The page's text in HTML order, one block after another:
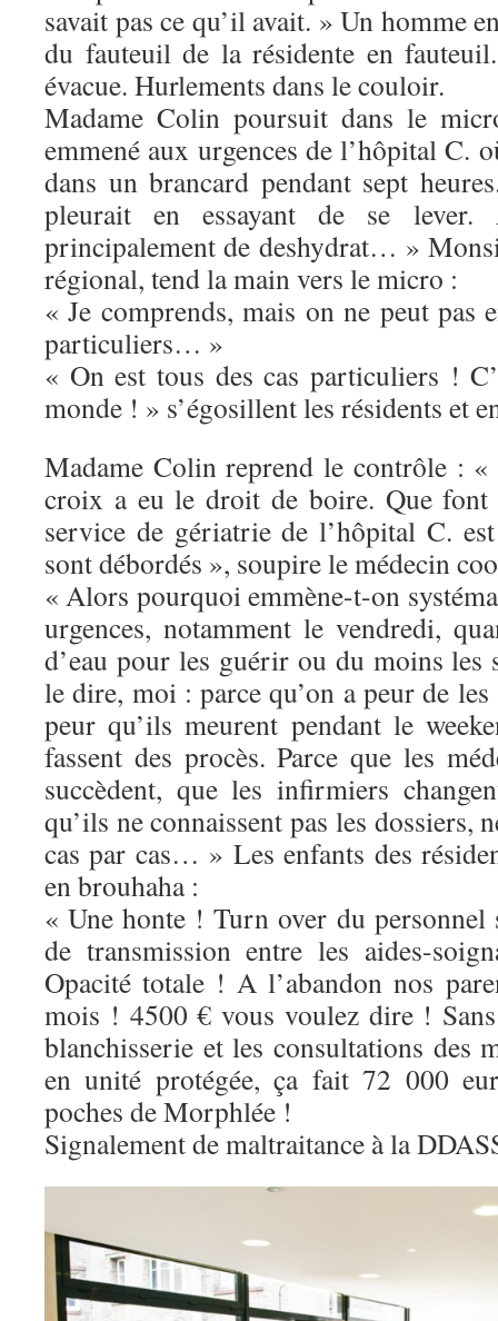
savait pas ce qu’il avait. » Un homme
du fauteuil de la résidente en
évacue. Hurlements dans le couloir.
Madame Colin poursuit dans le
emmené aux urgences de l’hôpital C.
dans un brancard pendant sept
pleurait en essayant de se
principalement de deshydrat… »
régional, tend la main vers le micro :
« Je comprends, mais on ne peut pas
particuliers… »
« On est tous des cas particuliers !
monde ! » s’égosillent les résidents et
Madame Colin reprend le contrôle :
croix a eu le droit de boire. Que font
service de gériatrie de l’hôpital C.
sont débordés », soupire le médecin
« Alors pourquoi emmène-t-on
urgences, notamment le vendredi,
d’eau pour les guérir ou du moins les
le dire, moi : parce qu’on a peur de
peur qu’ils meurent pendant le
fassent des procès. Parce que les
succèdent, que les infirmiers
qu’ils ne connaissent pas les dossiers,
cas par cas… » Les enfants des
en brouhaha :
« Une honte ! Turn over du personnel
de transmission entre les aides-
Opacité totale ! A l’abandon nos
mois ! 4500 € vous voulez dire !
blanchisserie et les consultations des
en unité protégée, ça fait 72 000
poches de Morphlée !
Signalement de maltraitance à la